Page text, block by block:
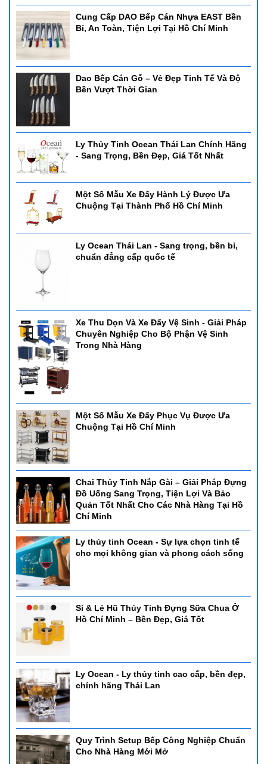
Cung Cấp DAO Bếp Cán Nhựa EAST Bền
Bỉ, An Toàn, Tiện Lợi Tại Hồ Chí Minh
Dao Bếp Cán Gỗ – Vẻ Đẹp Tinh Tế Và Độ
Bền Vượt Thời Gian
Ly Thủy Tinh Ocean Thái Lan Chính Hãng
- Sang Trọng, Bền Đẹp, Giá Tốt Nhất
Một Số Mẫu Xe Đẩy Hành Lý Được Ưa
Chuộng Tại Thành Phố Hồ Chí Minh
Ly Ocean Thái Lan - Sang trọng, bền bỉ,
chuẩn đẳng cấp quốc tế
Xe Thu Dọn Và Xe Đẩy Vệ Sinh - Giải Pháp
Chuyên Nghiệp Cho Bộ Phận Vệ Sinh
Trong Nhà Hàng
Một Số Mẫu Xe Đẩy Phục Vụ Được Ưa
Chuộng Tại Hồ Chí Minh
Chai Thủy Tinh Nắp Gài – Giải Pháp Đựng
Đồ Uống Sang Trọng, Tiện Lợi Và Bảo
Quản Tốt Nhất Cho Các Nhà Hàng Tại Hồ
Chí Minh
Ly thủy tinh Ocean - Sự lựa chọn tinh tế
cho mọi không gian và phong cách sống
Sỉ & Lẻ Hũ Thủy Tinh Đựng Sữa Chua Ở
Hồ Chí Minh – Bền Đẹp, Giá Tốt
Ly Ocean - Ly thủy tinh cao cấp, bền đẹp,
chính hãng Thái Lan
Quy Trình Setup Bếp Công Nghiệp Chuẩn
Cho Nhà Hàng Mới Mở